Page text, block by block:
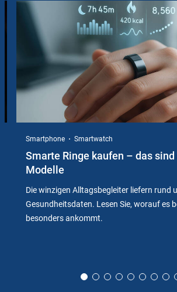
Instructions
Smartphone Smartwatch
Smarte Ringe kaufen – das
Modelle
Die winzigen Alltagsbegleiter liefern rund
Gesundheitsdaten. Lesen Sie, worauf es
besonders ankommt.